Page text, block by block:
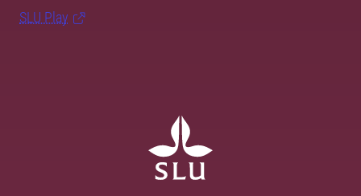
SLU Play